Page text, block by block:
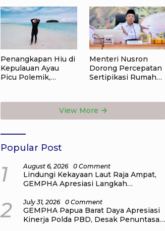
Penangkapan Hiu di
Kepulauan Ayau
Picu Polemik,
Masa Depan Raja
Menteri Nusron
Dorong Percepatan
Sertipikasi Rumah
Natal bagi
Masyarakat
View More
Popular Post
1 August 6, 2026 0 Comment
Lindungi Kekayaan Laut Raja Ampat,
GEMPHA Apresiasi Langkah
2 July 31, 2026 0 Comment
GEMPHA Papua Barat Daya Apresiasi
Kinerja Polda PBD, Desak Penuntasan